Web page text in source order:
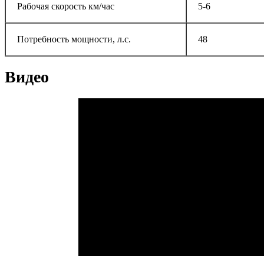
Рабочая скорость км/час 5-6
Потребность мощности, л.с. 48
Видео